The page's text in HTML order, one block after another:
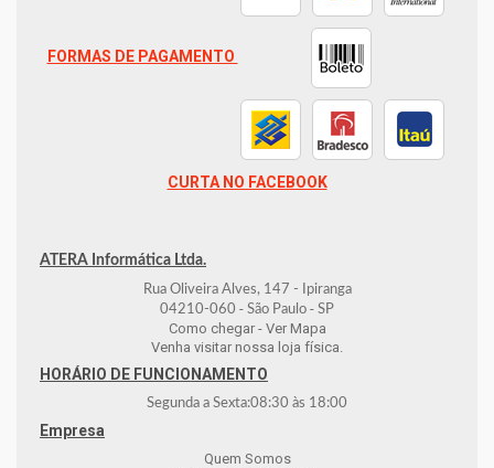
FORMAS DE PAGAMENTO
CURTA NO FACEBOOK
ATERA Informática Ltda.
Rua Oliveira Alves, 147 - Ipiranga
04210-060 - São Paulo - SP
Como chegar - Ver Mapa
Venha visitar nossa loja física.
HORÁRIO DE FUNCIONAMENTO
Segunda a Sexta:08:30 às 18:00
Empresa
Quem Somos